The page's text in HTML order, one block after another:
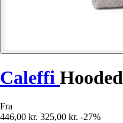
Caleffi
Fra
446,00 kr. 325,00 kr. -27%